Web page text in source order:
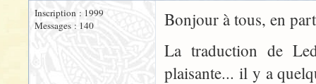
Inscription : 1999
Messages : 140
Bonjour à tous, en
La traduction de
plaisante... il y a